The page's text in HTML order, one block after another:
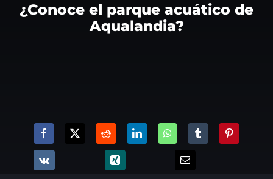
¿Conoce el parque acuático de
Aqualandia?